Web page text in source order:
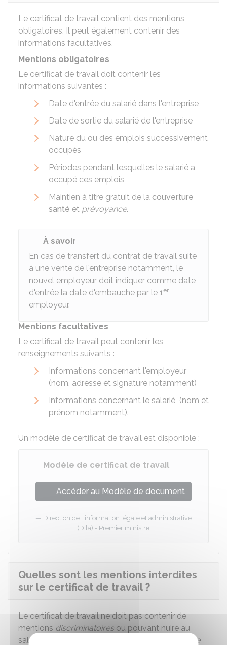
Le certificat de travail contient des mentions
obligatoires. Il peut également contenir des
informations facultatives.
Mentions obligatoires
Le certificat de travail doit contenir les
informations suivantes :
Date d'entrée du salarié dans l'entreprise
Date de sortie du salarié de l'entreprise
Nature du ou des emplois successivement
occupés
Périodes pendant lesquelles le salarié a
occupé ces emplois
Maintien à titre gratuit de la couverture
santé et prévoyance.
À savoir
En cas de transfert du contrat de travail suite
à une vente de l'entreprise notamment, le
nouvel employeur doit indiquer comme date
d'entrée la date d'embauche par le 1er
employeur.
Mentions facultatives
Le certificat de travail peut contenir les
renseignements suivants :
Informations concernant l'employeur
(nom, adresse et signature notamment)
Informations concernant le salarié (nom et
prénom notamment).
Un modèle de certificat de travail est disponible :
Modèle de certificat de travail
Accéder au Modèle de document
Direction de l'information légale et administrative
(Dila) - Premier ministre
Quelles sont les mentions interdites
sur le certificat de travail ?
Le certificat de travail ne doit pas contenir de
mentions discriminatoiresou pouvant nuire au
salarié ou concernant l'existence
d'une clause de